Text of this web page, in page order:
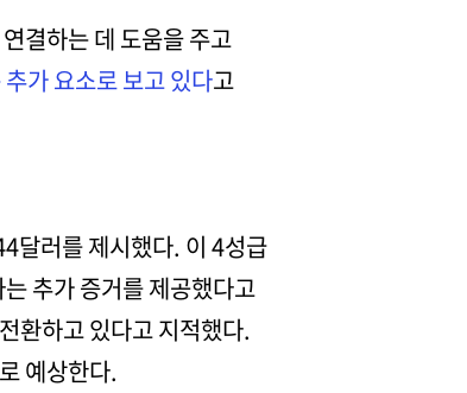
결하는 데 도움을 주고
가 요소로 보고 있다고
달러를 제시했다. 이 4성급
추가 증거를 제공했다고
환하고 있다고 지적했다.
예상한다.